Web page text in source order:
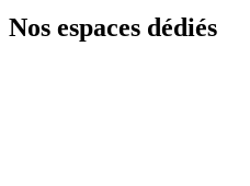
Nos espaces dédiés